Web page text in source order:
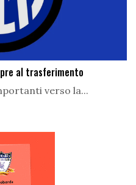
al trasferimento
verso la...